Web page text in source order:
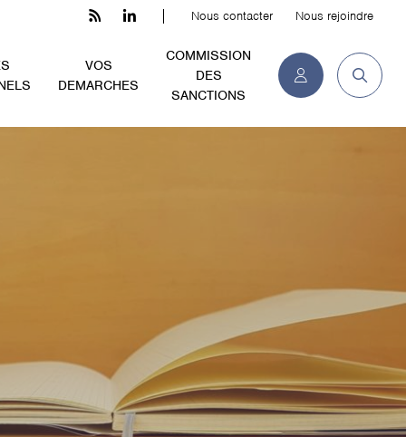
Nous contacter Nous rejoindre
VOS
DEMARCHES
COMMISSION
DES
SANCTIONS